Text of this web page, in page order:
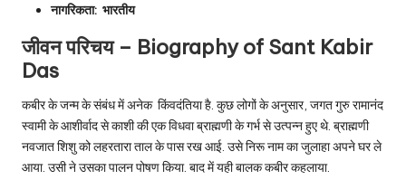
नागरिकता: भारतीय
जीवन परिचय – Biography of Sant Kabir
Das
कबीर के जन्म के संबंध में अनेक किंवदंतिया है. कुछ लोगों के अनुसार, जगत गुरु रामानंद
स्वामी के आशीर्वाद से काशी की एक विधवा ब्राह्मणी के गर्भ से उत्पन्न हुए थे. ब्राह्मणी
नवजात शिशु को लहरतारा ताल के पास रख आई. उसे निरू नाम का जुलाहा अपने घर ले
आया. उसी ने उसका पालन पोषण किया. बाद में यही बालक कबीर कहलाया.